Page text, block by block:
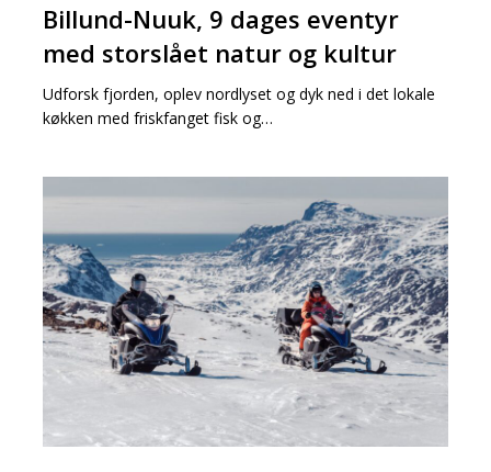
Nuuk,
9
eventyr
med
kultur
Billund-Nuuk, 9 dages eventyr
med storslået natur og kultur
Udforsk fjorden, oplev nordlyset og dyk ned i det lokale
køkken med friskfanget fisk og…
Sisimiut
2026
–
med
hundeslæde
snescooter